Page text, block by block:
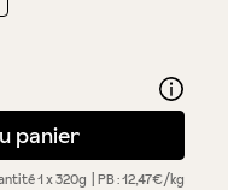
1 x 320g PB : 12,47€/kg
souhaitée ou utilisez
panier